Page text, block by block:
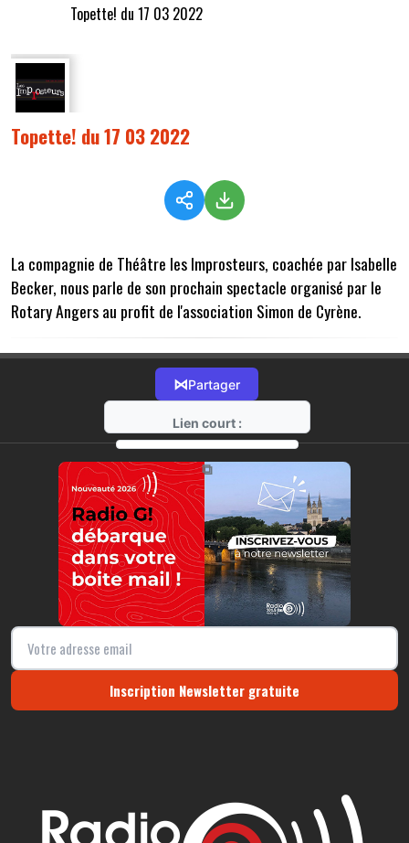
Topette! du 17 03 2022
Topette! du 17 03 2022
La compagnie de Théâtre les Improsteurs, coachée par Isabelle
Becker, nous parle de son prochain spectacle organisé par le
Rotary Angers au profit de l'association Simon de Cyrène.
⋈Partager
Lien court :
https://radio-g.fr?7929
⧉
Inscription Newsletter gratuite